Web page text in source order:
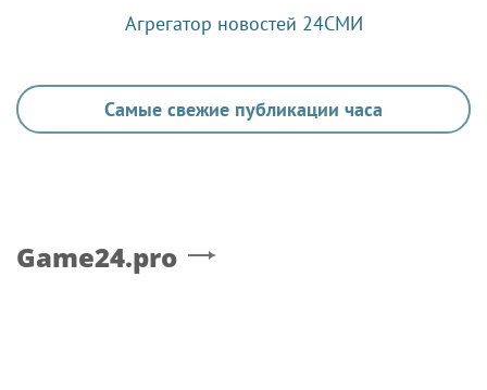
Агрегатор новостей 24СМИ
Самые свежие публикации часа
Game24.pro